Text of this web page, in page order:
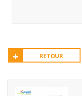
RETOUR